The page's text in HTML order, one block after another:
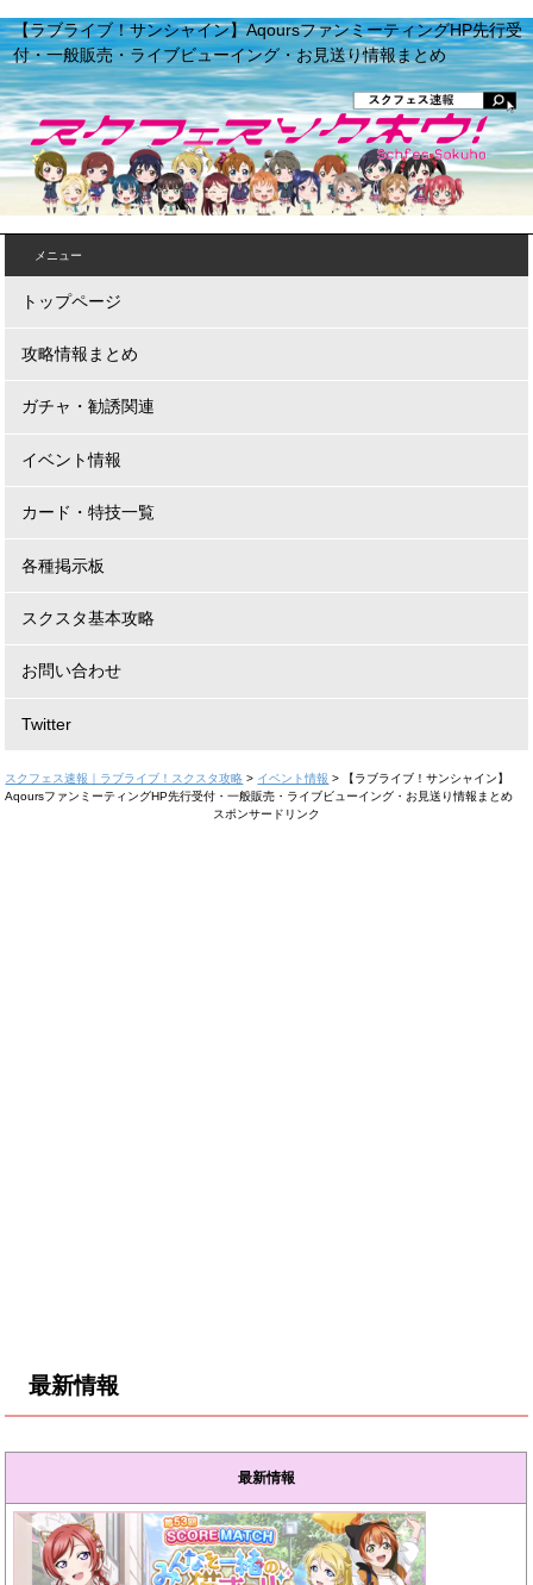
【ラブライブ！サンシャイン】AqoursファンミーティングHP先行受
付・一般販売・ライブビューイング・お見送り情報まとめ
メニュー
トップページ
攻略情報まとめ
ガチャ・勧誘関連
イベント情報
カード・特技一覧
各種掲示板
スクスタ基本攻略
お問い合わせ
Twitter
スクフェス速報｜ラブライブ！スクスタ攻略 > イベント情報 >
【ラブライブ！サンシャイン】
AqoursファンミーティングHP先行受付・一般販売・ライブビューイング・お見送り情報まとめ
スポンサードリンク
最新情報
最新情報